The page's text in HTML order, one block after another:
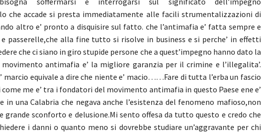
che accade si presta immediatamente alle facili strumentalizzazioni di
altro e’ pronto a disquisire sul fatto. che l’antimafia e’ fatta sempre e
passerelle,che alla fine tutto si risolve in business e si perche’ in effetti
che ci siano in giro stupide persone che a quest’impegno hanno dato la
antimafia e’ la migliore garanzia per il crimine e l’illegalita’.
marcio equivale a dire che niente e’ macio……Fare di tutta l’erba un fascio
come me e’ tra i fondatori del movimento antimafia in questo Paese ene e’
in una Calabria che negava anche l’esistenza del fenomeno mafioso,non
grande sconforto e delusione.Mi sento offesa da tutto questo e credo che
i danni o quanto meno si dovrebbe studiare un’aggravante per chi